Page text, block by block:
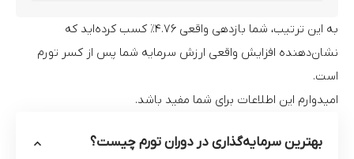
به این ترتیب، شما بازدهی واقعی ۴.۷۶٪ کسب کرده‌اید که
نشان‌دهنده افزایش واقعی ارزش سرمایه شما پس از کسر تورم
است.
امیدوارم این اطلاعات برای شما مفید باشد.
بهترین سرمایه‌گذاری در دوران تورم چیست؟